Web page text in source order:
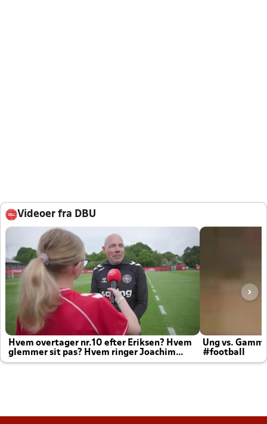
Videoer fra DBU
Hvem overtager nr.10 efter Eriksen? Hvem
glemmer sit pas? Hvem ringer Joachim
altid til efter kampe?
Ung vs.
#football